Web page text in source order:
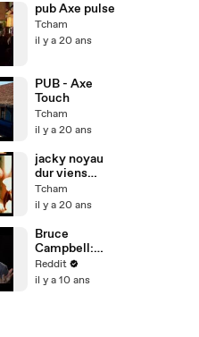
pub Axe pulse
Tcham
il y a 20 ans
PUB - Axe
Touch
Tcham
il y a 20 ans
jacky noyau
dur viens
video clip
Tcham
il y a 20 ans
Bruce
Campbell:
Reddit Ask
Me Anything
Reddit
il y a 10 ans